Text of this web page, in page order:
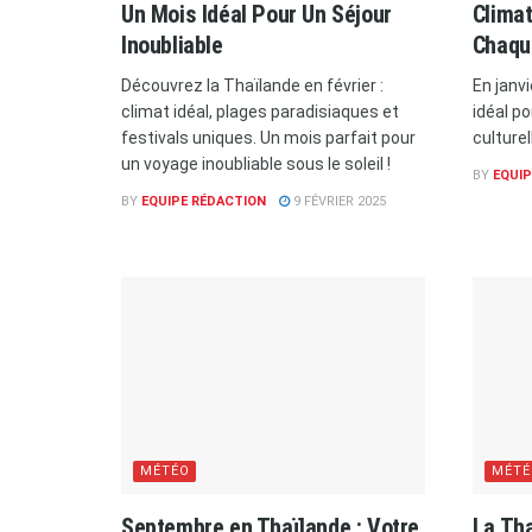
Un Mois Idéal Pour Un Séjour
Inoubliable
Découvrez la Thaïlande en février :
climat idéal, plages paradisiaques et
festivals uniques. Un mois parfait pour
un voyage inoubliable sous le soleil !
BY EQUIPE RÉDACTION 9 FÉVRIER 2025
En
idéal
BY
MÉTÉO